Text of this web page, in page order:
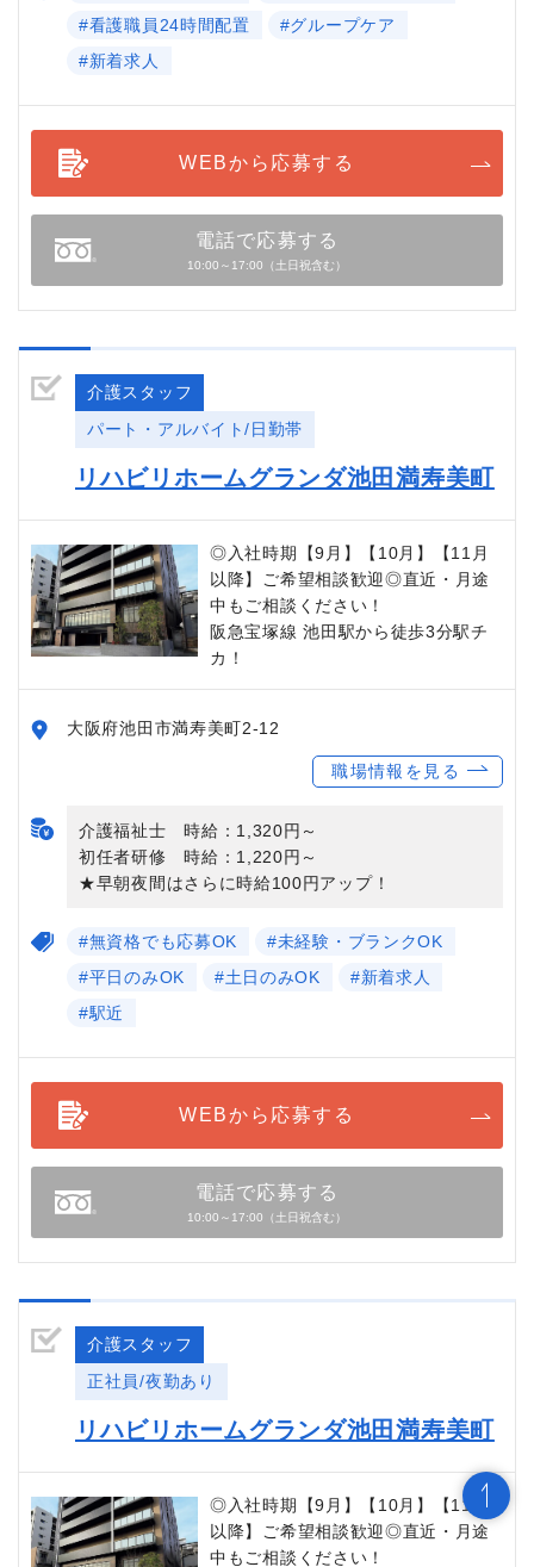
#看護職員24時間配置
#グループケア
#新着求人
WEBから応募する
電話で応募する
10:00～17:00（土日祝含む）
介護スタッフ
パート・アルバイト/日勤帯
リハビリホームグランダ池田満寿美町
◎入社時期【9月】【10月】【11月
以降】ご希望相談歓迎◎直近・月途
中もご相談ください！
阪急宝塚線 池田駅から徒歩3分駅チ
カ！
大阪府池田市満寿美町2-12
職場情報を見る
介護福祉士 時給：1,320円～
初任者研修 時給：1,220円～
★早朝夜間はさらに時給100円アップ！
#無資格でも応募OK
#未経験・ブランクOK
#平日のみOK
#土日のみOK
#新着求人
#駅近
WEBから応募する
電話で応募する
10:00～17:00（土日祝含む）
介護スタッフ
正社員/夜勤あり
リハビリホームグランダ池田満寿美町
◎入社時期【9月】【10月】【11月
以降】ご希望相談歓迎◎直近・月途
中もご相談ください！